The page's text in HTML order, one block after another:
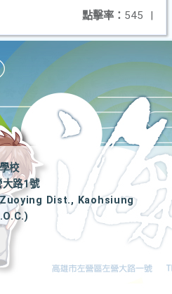
點擊率： 545 |
校
路1號
Dist., Kaohsiung